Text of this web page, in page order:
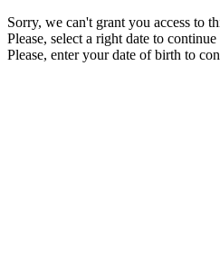
Sorry, we can't grant you access to
Please, select a right date to continue
Please, enter your date of birth to